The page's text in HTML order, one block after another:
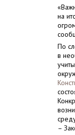
на
По
в
–